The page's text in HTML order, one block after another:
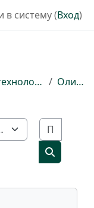
систему (Вход)
Инженерно-технологический институт Олимпиады
Поиск